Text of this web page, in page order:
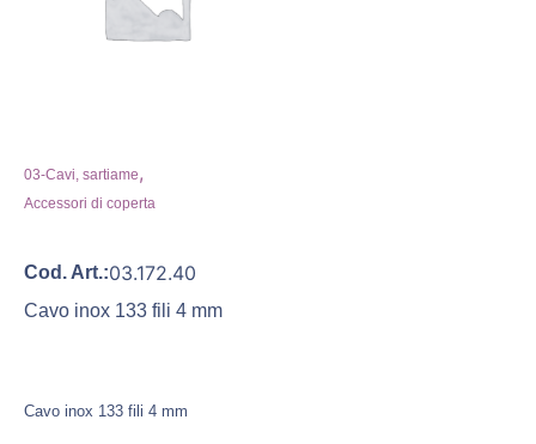
03-Cavi, sartiame,
Accessori di coperta
Cod. Art.:03.172.40
Cavo inox 133 fili 4 mm
Cavo inox 133 fili 4 mm